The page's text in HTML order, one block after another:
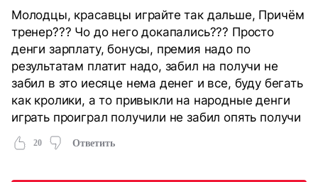
Молодцы, красавцы играйте так дальше, Причём
тренер??? Чо до него докапались??? Просто
денги зарплату, бонусы, премия надо по
результатам платит надо, забил на получи не
забил в это иесяце нема денег и все, буду бегать
как кролики, а то привыкли на народные денги
играть проиграл получили не забил опять получи
20 Ответить